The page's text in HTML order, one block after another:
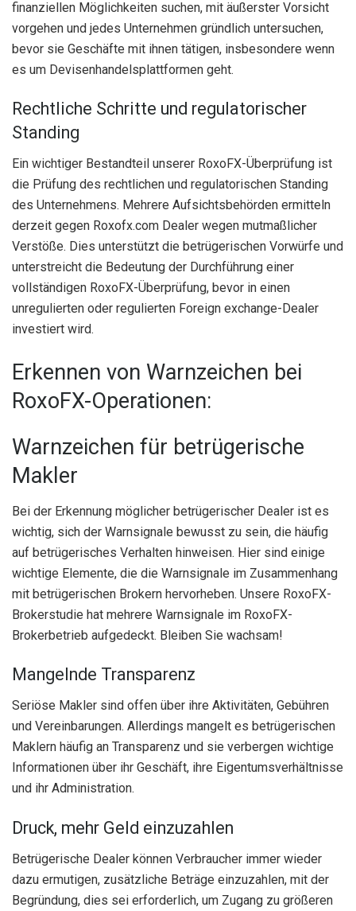
finanziellen Möglichkeiten suchen, mit äußerster Vorsicht
vorgehen und jedes Unternehmen gründlich untersuchen,
bevor sie Geschäfte mit ihnen tätigen, insbesondere wenn
es um Devisenhandelsplattformen geht.
Rechtliche Schritte und regulatorischer
Standing
Ein wichtiger Bestandteil unserer RoxoFX-Überprüfung ist
die Prüfung des rechtlichen und regulatorischen Standing
des Unternehmens. Mehrere Aufsichtsbehörden ermitteln
derzeit gegen Roxofx.com Dealer wegen mutmaßlicher
Verstöße. Dies unterstützt die betrügerischen Vorwürfe und
unterstreicht die Bedeutung der Durchführung einer
vollständigen RoxoFX-Überprüfung, bevor in einen
unregulierten oder regulierten Foreign exchange-Dealer
investiert wird.
Erkennen von Warnzeichen bei
RoxoFX-Operationen:
Warnzeichen für betrügerische
Makler
Bei der Erkennung möglicher betrügerischer Dealer ist es
wichtig, sich der Warnsignale bewusst zu sein, die häufig
auf betrügerisches Verhalten hinweisen. Hier sind einige
wichtige Elemente, die die Warnsignale im Zusammenhang
mit betrügerischen Brokern hervorheben. Unsere RoxoFX-
Brokerstudie hat mehrere Warnsignale im RoxoFX-
Brokerbetrieb aufgedeckt. Bleiben Sie wachsam!
Mangelnde Transparenz
Seriöse Makler sind offen über ihre Aktivitäten, Gebühren
und Vereinbarungen. Allerdings mangelt es betrügerischen
Maklern häufig an Transparenz und sie verbergen wichtige
Informationen über ihr Geschäft, ihre Eigentumsverhältnisse
und ihr Administration.
Druck, mehr Geld einzuzahlen
Betrügerische Dealer können Verbraucher immer wieder
dazu ermutigen, zusätzliche Beträge einzuzahlen, mit der
Begründung, dies sei erforderlich, um Zugang zu größeren